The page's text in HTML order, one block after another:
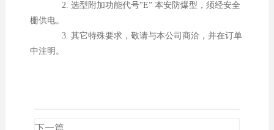
2. 选型附加功能代号"E” 本安防爆型，须经安全
栅供电。
3. 其它特殊要求，敬请与本公司商洽，并在订单
中注明。